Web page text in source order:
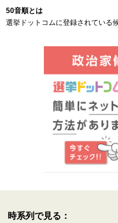
50音順とは
選挙ドットコムに登録されている
時系列で見る：